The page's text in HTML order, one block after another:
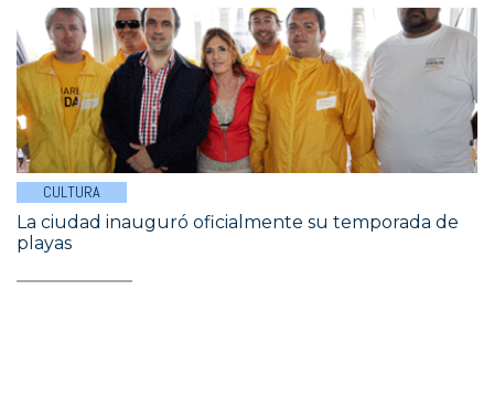
CULTURA
La ciudad inauguró oficialmente su temporada de
playas